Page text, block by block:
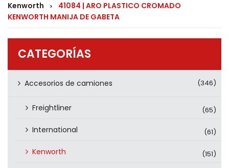
QUIENES SOMOS
PRODUCTOS
CONTÁCTENOS
Kenworth >
41084 | ARO PLASTICO CROMADO
KENWORTH MANIJA DE GABETA
CATEGORÍAS
Accesorios de camiones (346)
Freightliner (65)
International (61)
Kenworth (151)